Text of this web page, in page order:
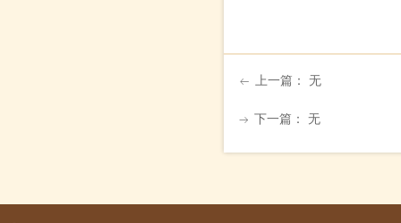
ꂃ 上一篇： 无
ꁹ 下一篇： 无